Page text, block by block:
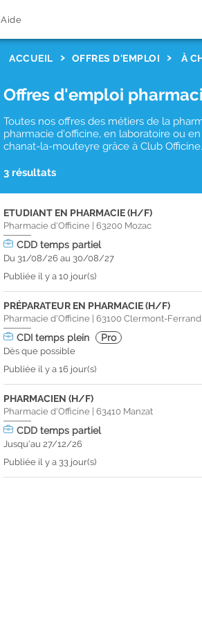
Aide
ACCUEIL OFFRES D'EMPLOI À
Offres d'emploi
Toutes nos offres des métiers de la
pharmacie d'officine, en laboratoire ou
chanat-la-mouteyre grâce à Club Officine.
3 résultats
ETUDIANT EN PHARMACIE (H/F)
Pharmacie d'Officine |63200 Mozac
CDDtemps partiel
Du 31/08/26 au 30/08/27
Publiée il y a 10 jour(s)
PRÉPARATEUR EN PHARMACIE (H/F)
Pharmacie d'Officine |63100Clermont-Ferrand
CDItemps plein Pro
Dès que possible
Publiée il y a 16 jour(s)
PHARMACIEN (H/F)
Pharmacie d'Officine |63410 Manzat
CDDtemps partiel
Jusqu'au 27/12/26
Publiée il y a 33 jour(s)